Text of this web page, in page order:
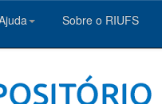
Sobre o RIUFS